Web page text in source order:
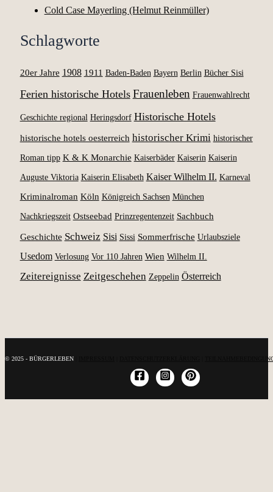
Cold Case Mayerling (Helmut Reinmüller)
Schlagworte
20er Jahre 1908 1911 Baden-Baden Bayern Berlin Bücher Sisi
Ferien historische Hotels Frauenleben Frauenwahlrecht
Geschichte regional Heringsdorf Historische Hotels
historische hotels oesterreich historischer Krimi historischer
Roman tipp K & K Monarchie Kaiserbäder Kaiserin Kaiserin
Auguste Viktoria Kaiserin Elisabeth Kaiser Wilhelm II. Karneval
Kriminalroman Köln Königreich Sachsen München
Nachkriegszeit Ostseebad Prinzregentenzeit Sachbuch
Geschichte Schweiz Sisi Sissi Sommerfrische Urlaubsziele
Usedom Verlosung Vor 110 Jahren Wien Wilhelm II.
Zeitereignisse Zeitgeschehen Zeppelin Österreich
© 2025 - BÜRGERLEBEN